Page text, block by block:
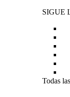
SIGUE
Todas